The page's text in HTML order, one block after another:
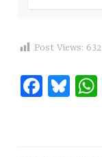
Post Views: 632
Fa Bl